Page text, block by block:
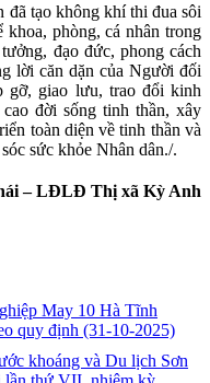
đã tạo không khí thi đua sôi
khoa, phòng, cá nhân trong
đạo đức, phong cách
lời căn dặn của Người đối
gỡ, giao lưu, trao đổi kinh
đời sống tinh thần, xây
toàn diện về tinh thần và
sức khỏe Nhân dân./.
– LĐLĐ Thị xã Kỳ Anh
May 10 Hà Tĩnh
quy định (31-10-2025)
khoáng và Du lịch Sơn